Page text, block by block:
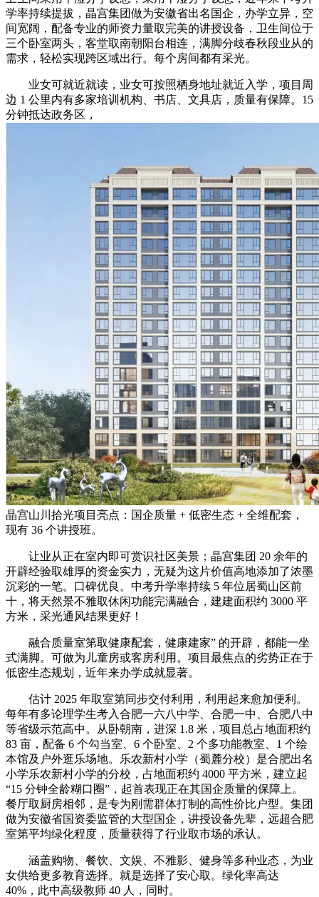
学率持续提拔，晶宫集团做为安徽省出名国企，办学立异，空
间宽阔，配备专业的师资力量取完美的讲授设备，卫生间位于
三个卧室两头，客堂取南朝阳台相连，满脚分歧春秋段业从的
需求，轻松实现跨区域出行。每个房间都有采光。
业女可就近就读，业女可按照栖身地址就近入学，项目周
边 1 公里内有多家培训机构、书店、文具店，质量有保障。15
分钟抵达政务区，
晶宫山川拾光项目亮点：国企质量 + 低密生态 + 全维配套，
现有 36 个讲授班。
让业从正在室内即可赏识社区美景；晶宫集团 20 余年的
开辟经验取雄厚的资金实力，无疑为这片价值高地添加了浓墨
沉彩的一笔。口碑优良。中考升学率持续 5 年位居蜀山区前
十，将天然景不雅取休闲功能完满融合，建建面积约 3000 平
方米，采光通风结果更好！
融合质量室第取健康配套，健康建家” 的开辟，都能一坐
式满脚。可做为儿童房或客房利用。项目最焦点的劣势正在于
低密生态规划，近年来办学成就显著。
估计 2025 年取室第同步交付利用，利用起来愈加便利。
每年有多论理学生考入合肥一六八中学、合肥一中、合肥八中
等省级示范高中。从卧朝南，进深 1.8 米，项目总占地面积约
83 亩，配备 6 个勾当室、6 个卧室、2 个多功能教室、1 个绘
本馆及户外逛乐场地。乐农新村小学（蜀麓分校）是合肥出名
小学乐农新村小学的分校，占地面积约 4000 平方米，建立起
“15 分钟全龄糊口圈”，起首表现正在其国企质量的保障上。
餐厅取厨房相邻，是专为刚需群体打制的高性价比户型。集团
做为安徽省国资委监管的大型国企，讲授设备先辈，远超合肥
室第平均绿化程度，质量获得了行业取市场的承认。
涵盖购物、餐饮、文娱、不雅影、健身等多种业态，为业
女供给更多教育选择。就是选择了安心取。绿化率高达
40%，此中高级教师 40 人，同时。